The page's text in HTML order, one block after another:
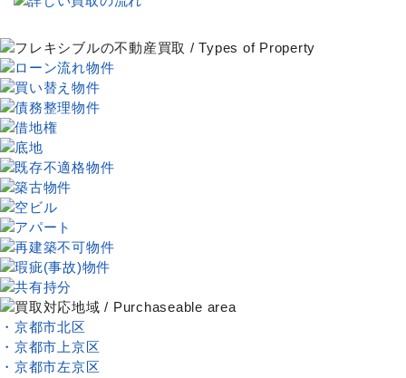
・京都市北区
・京都市上京区
・京都市左京区